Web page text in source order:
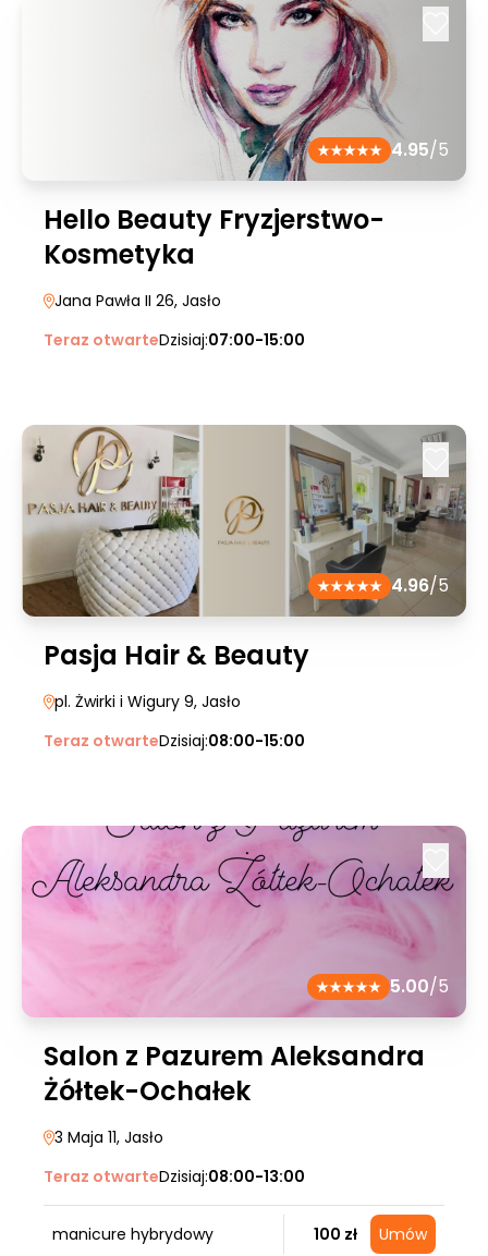
4.95/5
Hello Beauty Fryzjerstwo-
Kosmetyka
Jana Pawła II 26, Jasło
Teraz otwarteDzisiaj:07:00-15:00
4.96/5
Pasja Hair & Beauty
pl. Żwirki i Wigury 9, Jasło
Teraz otwarteDzisiaj:08:00-15:00
5.00/5
Salon z Pazurem Aleksandra
Żółtek-Ochałek
3 Maja 11, Jasło
Teraz otwarteDzisiaj:08:00-13:00
manicure hybrydowy 100 zł Umów